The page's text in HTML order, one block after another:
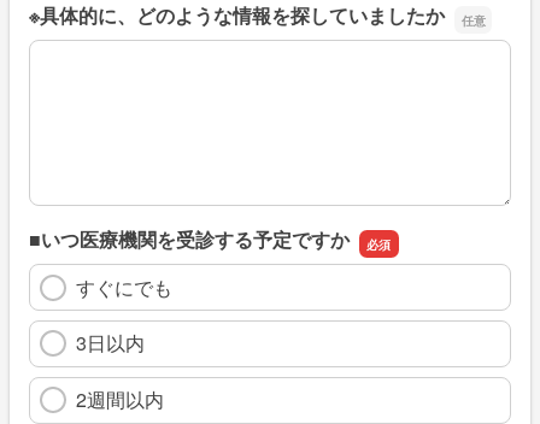
※具体的に、どのような情報を探していましたか
※具体的に、どのような情報を探していましたか
■いつ医療機関を受診する予定ですか
すぐにでも
3日以内
2週間以内